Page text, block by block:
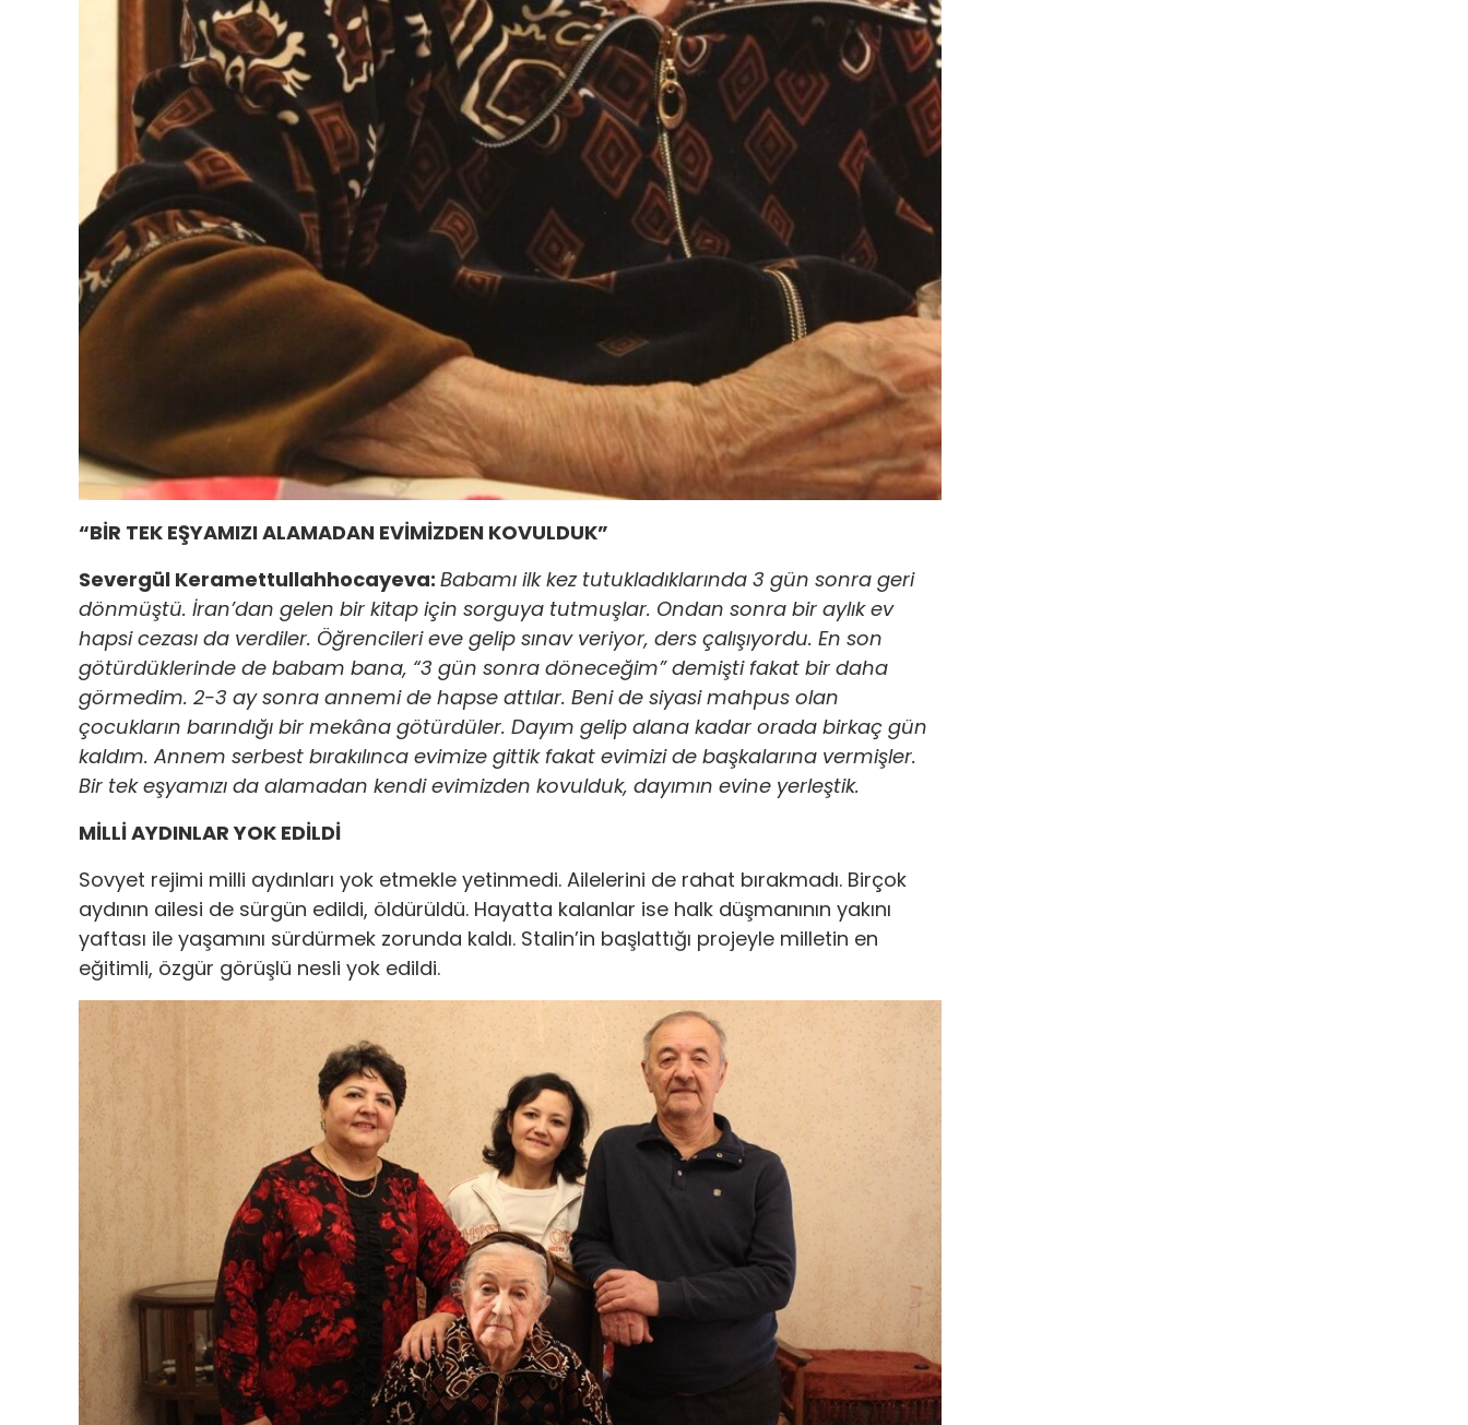
“BİR TEK EŞYAMIZI ALAMADAN EVİMİZDEN KOVULDUK”
Severgül Keramettullahhocayeva: Babamı ilk kez tutukladıklarında 3 gün sonra geri
dönmüştü. İran’dan gelen bir kitap için sorguya tutmuşlar. Ondan sonra bir aylık ev
hapsi cezası da verdiler. Öğrencileri eve gelip sınav veriyor, ders çalışıyordu. En son
götürdüklerinde de babam bana, “3 gün sonra döneceğim” demişti fakat bir daha
görmedim. 2-3 ay sonra annemi de hapse attılar. Beni de siyasi mahpus olan
çocukların barındığı bir mekâna götürdüler. Dayım gelip alana kadar orada birkaç gün
kaldım. Annem serbest bırakılınca evimize gittik fakat evimizi de başkalarına vermişler.
Bir tek eşyamızı da alamadan kendi evimizden kovulduk, dayımın evine yerleştik.
MİLLİ AYDINLAR YOK EDİLDİ
Sovyet rejimi milli aydınları yok etmekle yetinmedi. Ailelerini de rahat bırakmadı. Birçok
aydının ailesi de sürgün edildi, öldürüldü. Hayatta kalanlar ise halk düşmanının yakını
yaftası ile yaşamını sürdürmek zorunda kaldı. Stalin’in başlattığı projeyle milletin en
eğitimli, özgür görüşlü nesli yok edildi.